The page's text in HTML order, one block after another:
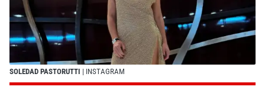
SOLEDAD PASTORUTTI | INSTAGRAM